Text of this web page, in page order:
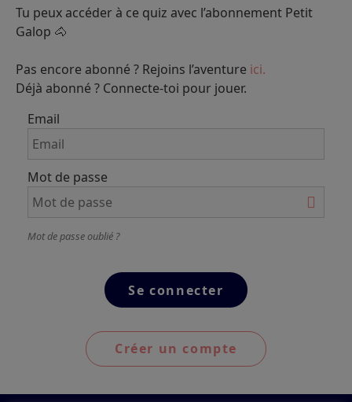
Tu peux accéder à ce quiz avec l’abonnement Petit
Galop 🐴
Pas encore abonné ? Rejoins l’aventure ici.
Déjà abonné ? Connecte-toi pour jouer.
Email
Mot de passe
Mot de passe oublié ?
Créer un compte